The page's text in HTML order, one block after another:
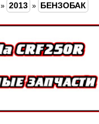
» 2013 » БЕНЗОБАК